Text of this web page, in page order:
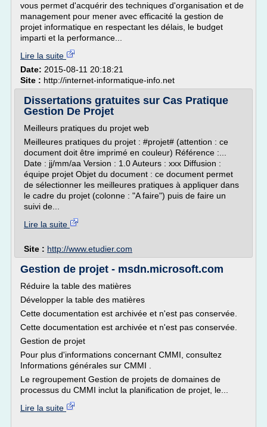
vous permet d'acquérir des techniques d'organisation et de
management pour mener avec efficacité la gestion de
projet informatique en respectant les délais, le budget
imparti et la performance...
Lire la suite
Date: 2015-08-11 20:18:21
Site : http://internet-informatique-info.net
Dissertations gratuites sur Cas Pratique
Gestion De Projet
Meilleurs pratiques du projet web
Meilleures pratiques du projet : #projet# (attention : ce
document doit être imprimé en couleur) Référence :...
Date : jj/mm/aa Version : 1.0 Auteurs : xxx Diffusion :
équipe projet Objet du document : ce document permet
de sélectionner les meilleures pratiques à appliquer dans
le cadre du projet (colonne : "A faire") puis de faire un
suivi de...
Lire la suite
Site : http://www.etudier.com
Gestion de projet - msdn.microsoft.com
Réduire la table des matières
Développer la table des matières
Cette documentation est archivée et n'est pas conservée.
Cette documentation est archivée et n'est pas conservée.
Gestion de projet
Pour plus d'informations concernant CMMI, consultez
Informations générales sur CMMI .
Le regroupement Gestion de projets de domaines de
processus du CMMI inclut la planification de projet, le...
Lire la suite